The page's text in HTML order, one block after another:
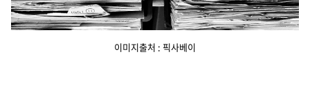
이미지출처 : 픽사베이